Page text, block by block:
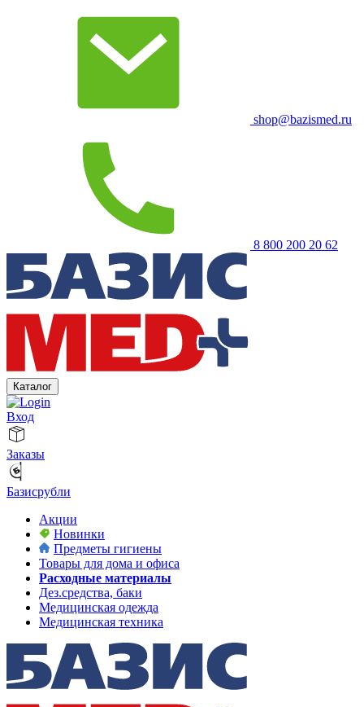
shop@bazismed.ru
8 800 200 20 62
Каталог
Вход
Заказы
Базисрубли
Акции
Новинки
Предметы гигиены
Товары для дома и офиса
Расходные материалы
Дез.средства, баки
Медицинская одежда
Медицинская техника